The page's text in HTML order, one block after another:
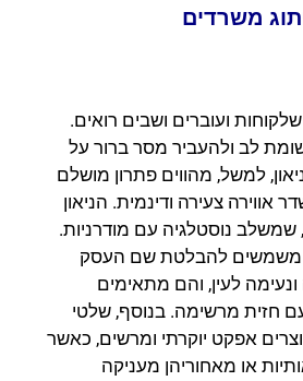
משרדים
ועוברים ושבים רואים.
לב ולהעביר מסר ברור על
למשל, מהווים פתרון מושלם
אווירה צעירה ודינמית. הניאון
שמשלב נוסטלגיה עם מודרניות.
משמשים להבלטת שם העסק
ונעימה לעין, והם מתאימים
חזית מרשימה. בנוסף, שלטי
אפקט יוקרתי ומרשים, כאשר
או מאחוריהן מעניקה